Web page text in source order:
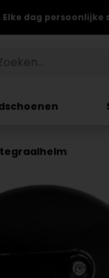
Elke dag persoonlijke